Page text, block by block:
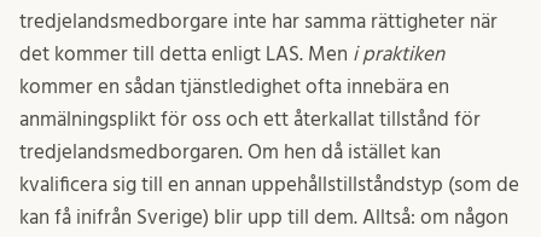
tredjelandsmedborgare inte har samma rättigheter när
det kommer till detta enligt LAS. Men i praktiken
kommer en sådan tjänstledighet ofta innebära en
anmälningsplikt för oss och ett återkallat tillstånd för
tredjelandsmedborgaren. Om hen då istället kan
kvalificera sig till en annan uppehållstillståndstyp (som de
kan få inifrån Sverige) blir upp till dem. Alltså: om någon